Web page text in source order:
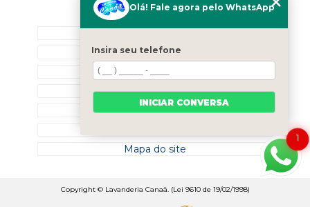
MENU
Quem Somos
Blog
Serviços
Contato
Mapa do site
Copyright © Lavanderia Canaã. (Lei 9610 de 19/02/1998)
1
Olá! Fale agora pelo WhatsApp
Insira seu telefone
INICIAR CONVERSA